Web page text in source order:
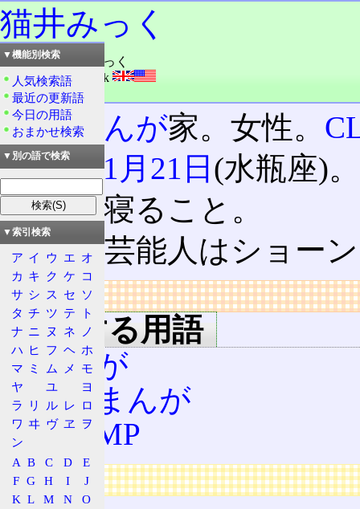
猫井みっく
読み：ねこい・みっく
外語：NEKOI Mick
品詞：人名
少女まんが家。女性。
誕生日1月21日 (水瓶座)
趣味は寝ること。
好きな芸能人はショー
リンク
関連する用語
まんが
少女まんが
CLAMP
広告
▼機能別検索
人気検索語
最近の更新語
今日の用語
おまかせ検索
▼別の語で検索
▼索引検索
ア イ ウ エ オ
カ キ ク ケ コ
サ シ ス セ ソ
タ チ ツ テ
ト
ナ ニ ヌ ネ
ノ
ハ ヒ フ ヘ ホ
マ ミ ム メ
モ
ヤ
ユ
ヨ
ラ
リ ル レ ロ
ワ ヰ ヴ ヱ
ヲ
ン
A B C D
E
F G H I
J
K L M N
O